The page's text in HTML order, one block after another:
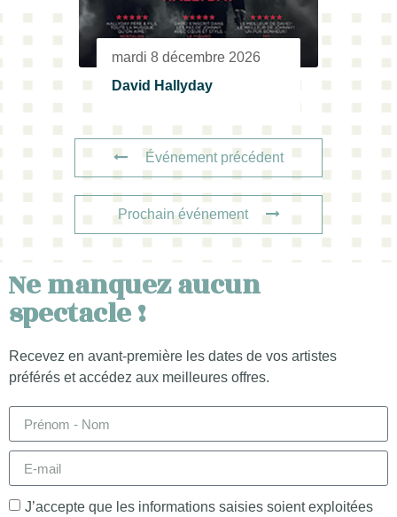
mardi 8 décembre 2026
David Hallyday
Événement précédent
Prochain événement
Ne manquez aucun
spectacle !
Recevez en avant-première les dates de vos artistes
préférés et accédez aux meilleures offres.
J’accepte que les informations saisies soient exploitées